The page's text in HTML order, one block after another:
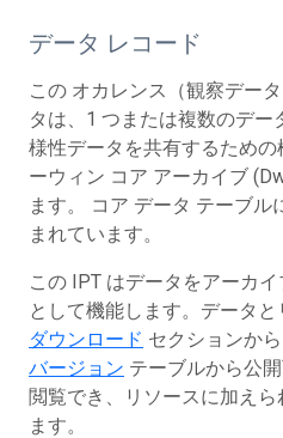
データ レコード
この オカレンス（観察デー
タは、1 つまたは複数のデー
様性データを共有するため
ーウィン コア アーカイブ
ます。 コア データ テーブル
まれています。
この IPT はデータをアーカ
として機能します。データと
ダウンロード セクションか
バージョン テーブルから公
閲覧でき、リソースに加え
ます。